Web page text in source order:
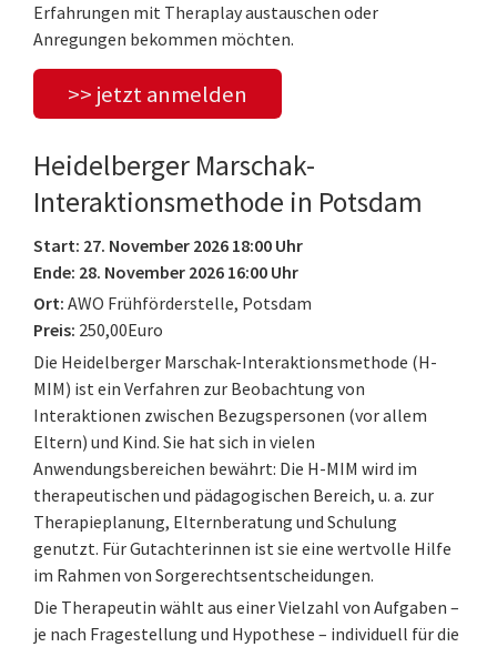
Erfahrungen mit Theraplay austauschen oder
Anregungen bekommen möchten.
>> jetzt anmelden
Heidelberger Marschak-
Interaktionsmethode in Potsdam
Start: 27. November 2026 18:00 Uhr
Ende: 28. November 2026 16:00 Uhr
Ort: AWO Frühförderstelle, Potsdam
Preis: 250,00Euro
Die Heidelberger Marschak-Interaktionsmethode (H-
MIM) ist ein Verfahren zur Beobachtung von
Interaktionen zwischen Bezugspersonen (vor allem
Eltern) und Kind. Sie hat sich in vielen
Anwendungsbereichen bewährt: Die H-MIM wird im
therapeutischen und pädagogischen Bereich, u. a. zur
Therapieplanung, Elternberatung und Schulung
genutzt. Für Gutachterinnen ist sie eine wertvolle Hilfe
im Rahmen von Sorgerechtsentscheidungen.
Die Therapeutin wählt aus einer Vielzahl von Aufgaben –
je nach Fragestellung und Hypothese – individuell für die